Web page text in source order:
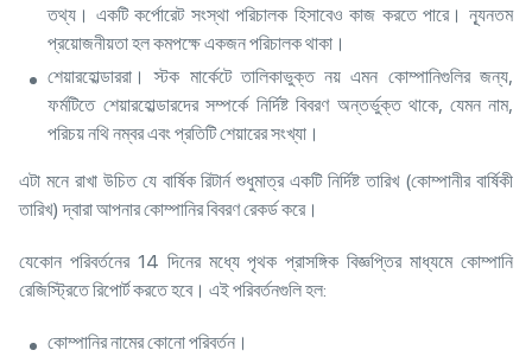
তথ্য। একটি কর্পোরেট সংস্থা পরিচালক হিসাবেও কাজ করতে পারে। ন্যূনতম
প্রয়োজনীয়তা হল কমপক্ষে একজন পরিচালক থাকা।
শেয়ারহোল্ডাররা। স্টক মার্কেটে তালিকাভুক্ত নয় এমন কোম্পানিগুলির জন্য,
ফর্মটিতে শেয়ারহোল্ডারদের সম্পর্কে নির্দিষ্ট বিবরণ অন্তর্ভুক্ত থাকে, যেমন নাম,
পরিচয় নথি নম্বর এবং প্রতিটি শেয়ারের সংখ্যা।
এটা মনে রাখা উচিত যে বার্ষিক রিটার্ন শুধুমাত্র একটি নির্দিষ্ট তারিখ (কোম্পানীর বার্ষিকী
তারিখ) দ্বারা আপনার কোম্পানির বিবরণ রেকর্ড করে।
যেকোন পরিবর্তনের 14 দিনের মধ্যে পৃথক প্রাসঙ্গিক বিজ্ঞপ্তির মাধ্যমে কোম্পানি
রেজিস্ট্রিতে রিপোর্ট করতে হবে। এই পরিবর্তনগুলি হল:
কোম্পানির নামের কোনো পরিবর্তন।